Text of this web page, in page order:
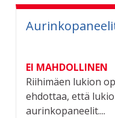
EI MAHDOLLINEN
Riihimäen lukion
ehdottaa, että
aurinkopaneelit....